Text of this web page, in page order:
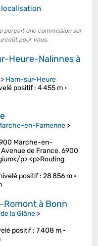
perçoit une commission sur
pour vous.
Heure-Nalinnes à
> Ham-sur-Heure
positif: 4 455 m •
en-Famenne >
Marche-en-
de France, 6900
p> <p>Routing
positif: 28 856 m •
à Bonn
la Glâne >
positif: 7 408 m •